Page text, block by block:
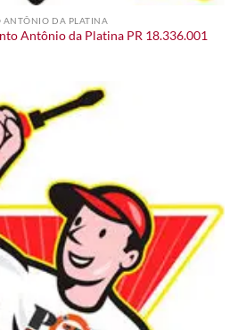
ANTÔNIO DA PLATINA
Antônio da Platina PR 18.336.001